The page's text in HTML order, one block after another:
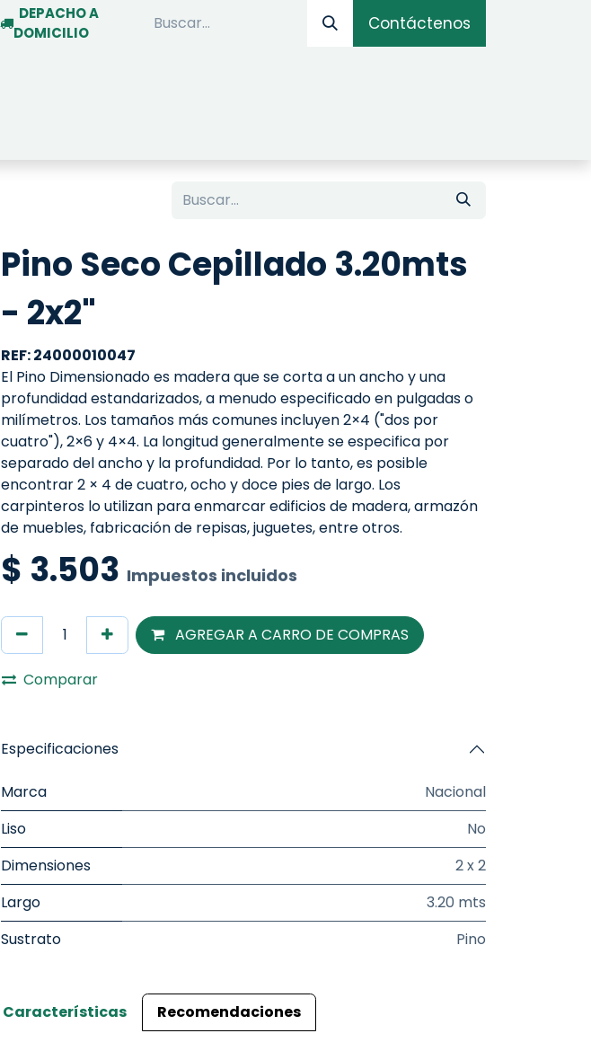
DEPACHO A
DOMICILIO
Contáctenos
Pino Seco Cepillado 3.20mts
- 2x2"
REF: 24000010047
El Pino Dimensionado es madera que se corta a un ancho y una
profundidad estandarizados, a menudo especificado en pulgadas o
milímetros. Los tamaños más comunes incluyen 2×4 ("dos por
cuatro"), 2×6 y 4×4. La longitud generalmente se especifica por
separado del ancho y la profundidad. Por lo tanto, es posible
encontrar 2 × 4 de cuatro, ocho y doce pies de largo. Los
carpinteros lo utilizan para enmarcar edificios de madera, armazón
de muebles, fabricación de repisas, juguetes, entre otros.
$ 3.503 Impuestos incluidos
AGREGAR A CARRO DE COMPRAS
Comparar
Especificaciones
Marca
Nacional
Liso
No
Dimensiones
2 x 2
Largo
3.20 mts
Sustrato
Pino
Características Recomendaciones